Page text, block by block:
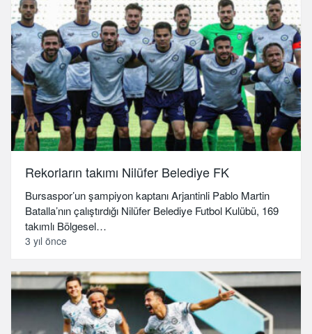
Rekorların takımı Nilüfer Belediye FK
Bursaspor’un şampiyon kaptanı Arjantinli Pablo Martin
Batalla’nın çalıştırdığı Nilüfer Belediye Futbol Kulübü, 169
takımlı Bölgesel…
3 yıl önce